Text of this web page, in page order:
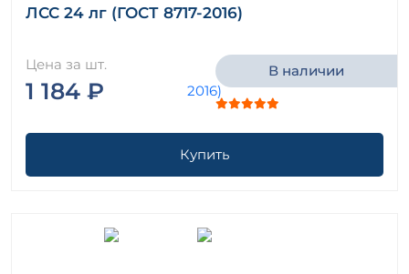
ЛСС 24 лг (ГОСТ 8717-2016)
Цена за шт.
1 184 ₽
В наличии
Купить